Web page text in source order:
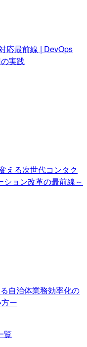
応最前線 | DevOps
実践
える次世代コンタク
ション改革の最前線～
自治体業務効率化の
ー
覧